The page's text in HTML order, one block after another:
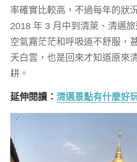
率確實比較高，不過每年的狀
2018 年 3 月中到清萊、清邁
空氣霧茫茫和呼吸道不舒服，
天白雲，也是回來才知道原來
耕。
延伸閱讀： 清邁景點有什麼好